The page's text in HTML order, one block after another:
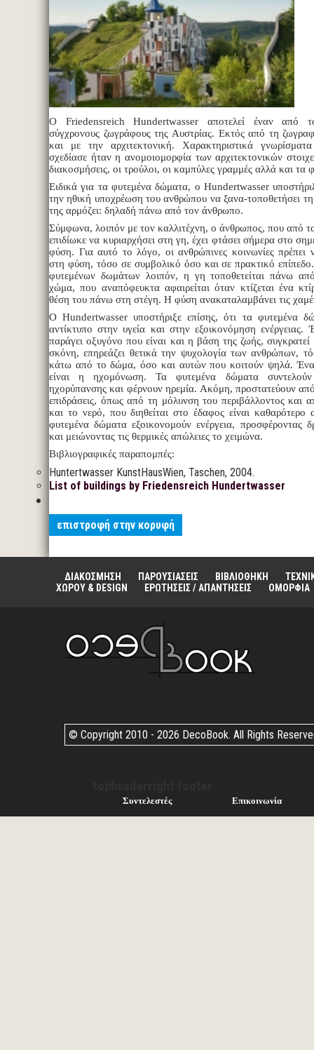
O Friedensreich Hundertwasser αποτελεί έναν από
σύγχρονους ζωγράφους της Αυστρίας. Εκτός από τη
και με την αρχιτεκτονική. Χαρακτηριστικά
σχεδίασε ήταν η ανομοιομορφία των αρχιτεκτονικών
διακοσμήσεις, οι τρούλοι, οι καμπύλες γραμμές αλλά και τα
Ειδικά για τα φυτεμένα δώματα, ο Hundertwasser
την ηθική υποχρέωση του ανθρώπου να ξανα-τοποθετήσει
της αρμόζει: δηλαδή πάνω από τον άνθρωπο.
Σύμφωνα, λοιπόν με τον καλλιτέχνη, ο άνθρωπος, που από
επιδίωκε να κυριαρχήσει στη γη, έχει φτάσει σήμερα στο
φύση. Για αυτό το λόγο, οι ανθρώπινες κοινωνίες πρέπει
στη φύση, τόσο σε συμβολικό όσο και σε πρακτικό
φυτεμένων δωμάτων λοιπόν, η γη τοποθετείται πάνω
χώμα, που αναπόφευκτα αφαιρείται όταν κτίζεται ένα
θέση του πάνω στη στέγη. Η φύση ανακαταλαμβάνει τις
Ο Hundertwasser υποστήριξε επίσης, ότι τα φυτεμένα
αντίκτυπο στην υγεία και στην εξοικονόμηση
παράγει οξυγόνο που είναι και η βάση της ζωής,
σκόνη, επηρεάζει θετικά την ψυχολογία των ανθρώπων,
κάτω από το δώμα, όσο και αυτών που κοιτούν ψηλά.
είναι η ηχομόνωση. Τα φυτεμένα δώματα
ηχορύπανσης και φέρνουν ηρεμία. Ακόμη, προστατεύουν από
επιδράσεις, όπως από τη μόλυνση του περιβάλλοντος και
και το νερό, που διηθείται στο έδαφος είναι καθαρότερο
φυτεμένα δώματα εξοικονομούν ενέργεια, προσφέροντας
και μειώνοντας τις θερμικές απώλειες το χειμώνα.
Βιβλιογραφικές παραπομπές:
Huntertwasser KunstHausWien, Taschen, 2004.
List of buildings by Friedensreich Hundertwasser
επιστροφή στην κορυφή
ΔΙΑΚΟΣΜΗΣΗ ΠΑΡΟΥΣΙΑΣΕΙΣ ΒΙΒΛΙΟΘΗΚΗ
ΧΩΡΟΥ & DESIGN
ΕΡΩΤΗΣΕΙΣ / ΑΠΑΝΤΗΣΕΙΣ ΟΜΟΡΦΙΑ
© Copyright 2010 - 2026 DecoBook. All Rights
Συντελεστές Επικοινωνία